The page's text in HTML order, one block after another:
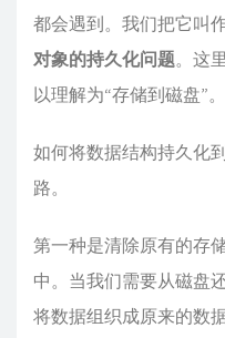
都会遇到。我们把它叫
对象的持久化问题。这
以理解为“存储到磁盘”。
如何将数据结构持久化
路。
第一种是清除原有的存
中。当我们需要从磁盘
将数据组织成原来的数